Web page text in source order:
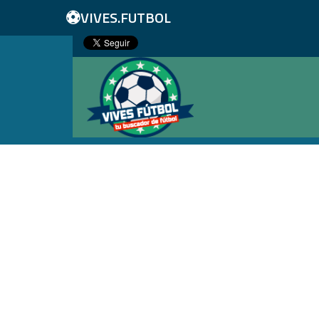
⚽VIVES.FUTBOL